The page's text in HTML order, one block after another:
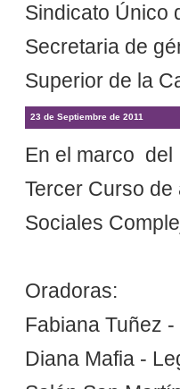
Sindicato Único
Secretaria de
Superior de la
23 de Septiembre de 2011
En el marco del
Tercer Curso
Sociales
Oradoras:
Fabiana Tuñez
Diana Mafia -